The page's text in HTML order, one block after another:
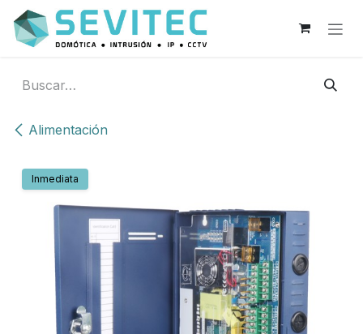
Ir al contenido
Alimentación
Inmediata